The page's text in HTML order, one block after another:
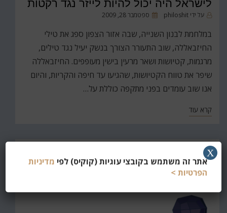
לישראל היה יכול להיות לייזר נגד רקטות
על ידי philoshit
פורסםספטמבר 28, 2009
במלחמת לבנון השנייה, שבה אזור הצפון ספג את טילי
החיזבאללה, שוב התעורר הצורך בנשק יעיל נגד טילים,
מרגמות, קטיושות ושאר מרעין בישין מעופפים. החיזבאללה
שיפר את טווח הקטיושות, שהגיעו עד חיפה והקריות, והיום
אנו שוב עומדים בפני מתקפה כוללת על…
קרא עוד
חפש
את
אתר זה משתמש בקובצי עוגיות (קוקיס) לפי מדיניות
הפרטיות >
X